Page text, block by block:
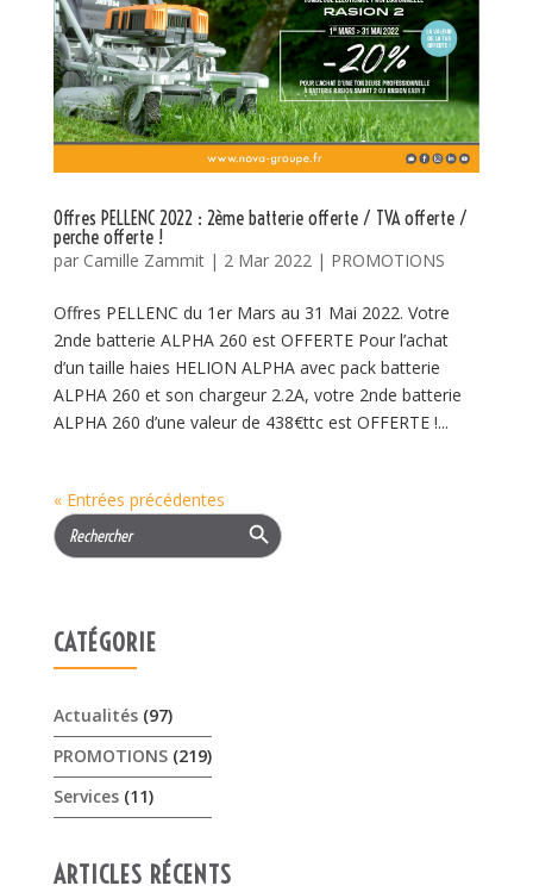
Offres PELLENC 2022 : 2ème batterie offerte / TVA offerte /
perche offerte !
par Camille Zammit| 2 Mar 2022 | PROMOTIONS
Offres PELLENC du 1er Mars au 31 Mai 2022. Votre
2nde batterie ALPHA 260 est OFFERTE Pour l’achat
d’un taille haies HELION ALPHA avec pack batterie
ALPHA 260 et son chargeur 2.2A, votre 2nde batterie
ALPHA 260 d’une valeur de 438€ttc est OFFERTE !...
« Entrées précédentes
Search
for:
Search Button
CATÉGORIE
Actualités(97)
PROMOTIONS(219)
Services(11)
ARTICLES RÉCENTS